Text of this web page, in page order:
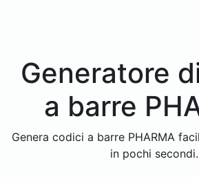
Generatore
a barre
Genera codici a barre PHARMA
in pochi secondi.